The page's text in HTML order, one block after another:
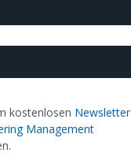
kostenlosen Newsletter
Management